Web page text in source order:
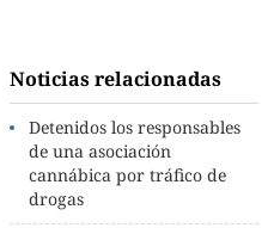
Noticias relacionadas
Detenidos los responsables
de una asociación
cannábica por tráfico de
drogas